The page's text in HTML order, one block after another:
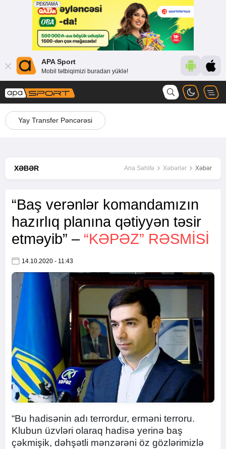
APA Sport
Mobil tətbiqimizi buradan yüklə!
Yay Transfer Pəncərəsi
XƏBƏR Ana Səhifə Xəbərlər Xəbər
“Baş verənlər komandamızın
hazırlıq planına qətiyyən təsir
etməyib” – “KƏPƏZ” RƏSMISI
14.10.2020 - 11:43
“Bu hadisənin adı terrordur, erməni terroru.
Klubun üzvləri olaraq hadisə yerinə baş
çəkmişik, dəhşətli mənzərəni öz gözlərimizlə